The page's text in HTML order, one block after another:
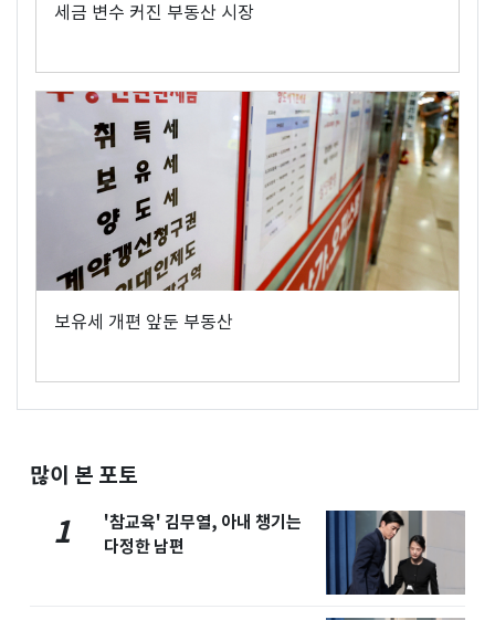
세금 변수 커진 부동산 시장
보유세 개편 앞둔 부동산
많이 본 포토
1
'참교육' 김무열, 아내 챙기는
다정한 남편